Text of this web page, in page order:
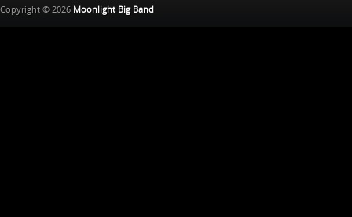
Copyright © 2026 Moonlight Big Band